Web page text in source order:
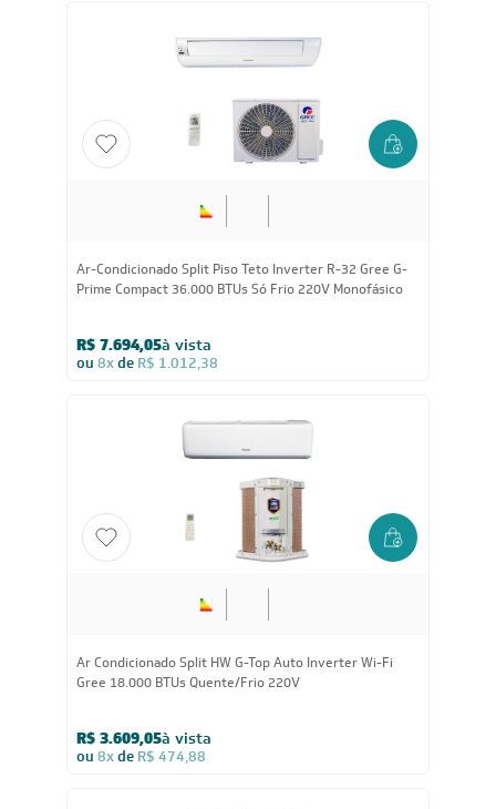
Ar Condicionado Split HW G-Top Auto Inverter Wi-Fi
Gree 24.000 BTUs Só Frio 220V
R$ 4.179,05à vista
ou 8xde R$ 549,88
Ar-Condicionado Inverter Split Hi Wall G-Top Auto Wi-Fi
Gree 30.000 BTUs Só Frio 220V
R$ 6.269,05à vista
ou 8xde R$ 824,88